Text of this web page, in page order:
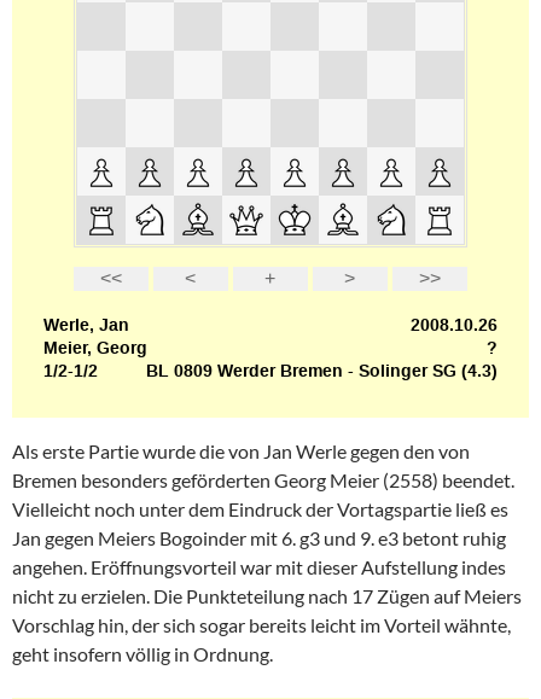
Als erste Partie wurde die von Jan Werle gegen den von
Bremen besonders geförderten Georg Meier (2558) beendet.
Vielleicht noch unter dem Eindruck der Vortagspartie ließ es
Jan gegen Meiers Bogoinder mit 6. g3 und 9. e3 betont ruhig
angehen. Eröffnungsvorteil war mit dieser Aufstellung indes
nicht zu erzielen. Die Punkteteilung nach 17 Zügen auf Meiers
Vorschlag hin, der sich sogar bereits leicht im Vorteil wähnte,
geht insofern völlig in Ordnung.